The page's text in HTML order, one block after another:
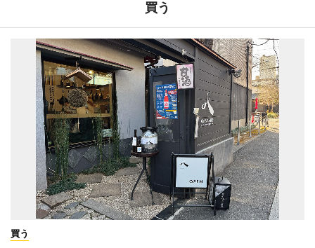
買う
買う